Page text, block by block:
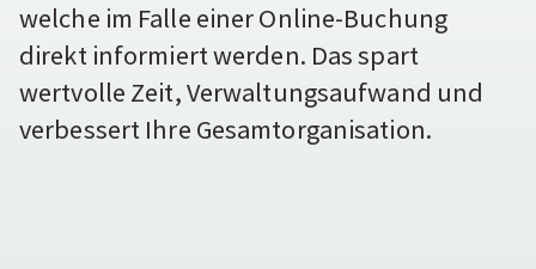
welche im Falle einer Online-Buchung
direkt informiert werden. Das spart
wertvolle Zeit, Verwaltungsaufwand und
verbessert Ihre Gesamtorganisation.